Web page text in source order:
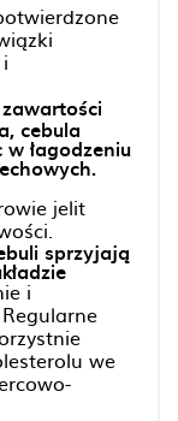
cebula
łagodzeniu
jelit
sprzyjają
i
we